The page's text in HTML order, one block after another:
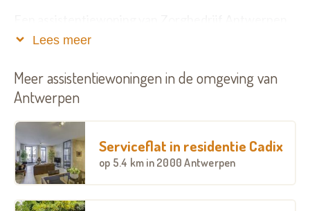
is bovendien altijd vlakbij een dienstencentrum. Een
gaan eten, waar u kunt deelnemen aan activiteiten,
de computers kunt gebruiken ...
Er is altijd een woonassistent of
buurtzorgcoördinator van het dienstencentrum in
de buurt om aan te spreken bij vragen of problemen.
Wilt u meer weten over assistentiewoningen
Liberty I?
Lees meer
Meer assistentiewoningen in de omgeving van
Antwerpen
Serviceflat in residentie Cadix
op 5.4 km in 2000 Antwerpen